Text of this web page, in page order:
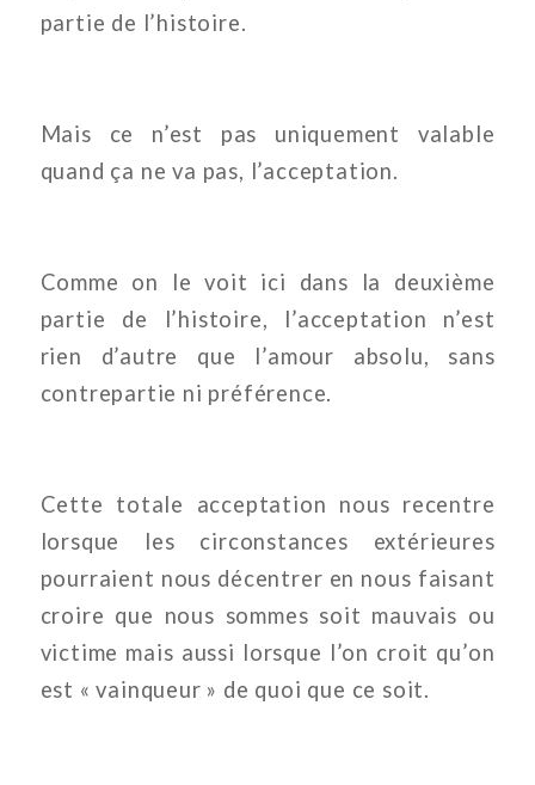
partie de l’histoire.
Mais ce n’est pas uniquement valable
quand ça ne va pas, l’acceptation.
Comme on le voit ici dans la deuxième
partie de l’histoire, l’acceptation n’est
rien d’autre que l’amour absolu, sans
contrepartie ni préférence.
Cette totale acceptation nous recentre
lorsque les circonstances extérieures
pourraient nous décentrer en nous faisant
croire que nous sommes soit mauvais ou
victime mais aussi lorsque l’on croit qu’on
est « vainqueur » de quoi que ce soit.